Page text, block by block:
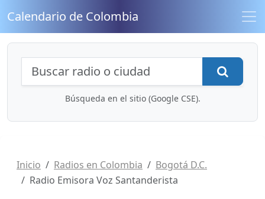
Calendario de Colombia
Búsqueda de radios y contenidos
Búsqueda en el sitio (Google CSE).
Inicio Radios en Colombia
Bogotá D.C.
Radio Emisora Voz Santanderista